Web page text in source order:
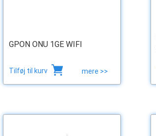
GPON ONU 1GE WIFI
Tilføj til kurv mere >>